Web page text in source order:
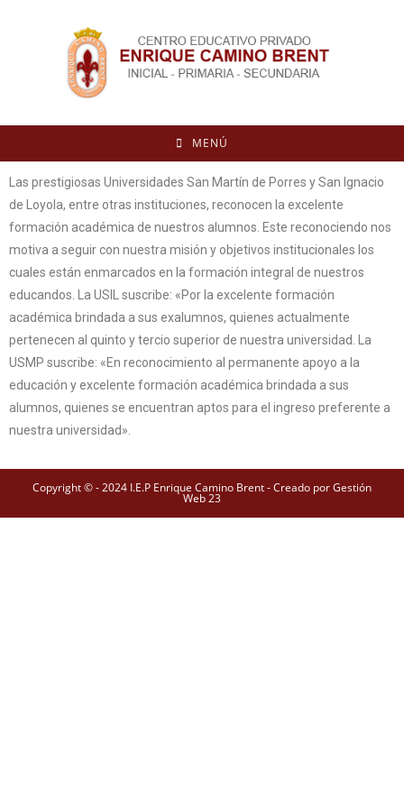
MENÚ
Las prestigiosas Universidades San Martín de Porres y San Ignacio
de Loyola, entre otras instituciones, reconocen la excelente
formación académica de nuestros alumnos. Este reconociendo nos
motiva a seguir con nuestra misión y objetivos institucionales los
cuales están enmarcados en la formación integral de nuestros
educandos. La USIL suscribe: «Por la excelente formación
académica brindada a sus exalumnos, quienes actualmente
pertenecen al quinto y tercio superior de nuestra universidad. La
USMP suscribe: «En reconocimiento al permanente apoyo a la
educación y excelente formación académica brindada a sus
alumnos, quienes se encuentran aptos para el ingreso preferente a
nuestra universidad».
Copyright © - 2024 I.E.P Enrique Camino Brent - Creado por Gestión
Web 23